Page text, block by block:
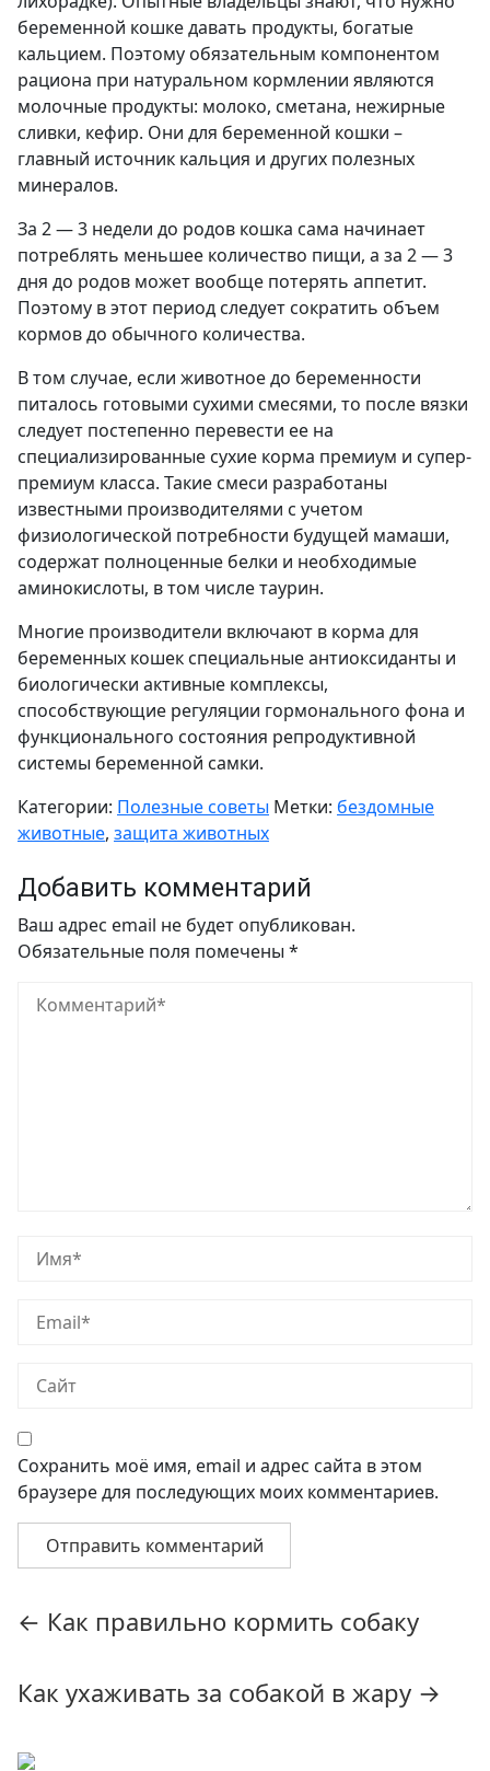
беременной кошке давать продукты, богатые
кальцием. Поэтому обязательным компонентом
рациона при натуральном кормлении являются
молочные продукты: молоко, сметана, нежирные
сливки, кефир. Они для беременной кошки –
главный источник кальция и других полезных
минералов.
За 2 — 3 недели до родов кошка сама начинает
потреблять меньшее количество пищи, а за 2 — 3
дня до родов может вообще потерять аппетит.
Поэтому в этот период следует сократить объем
кормов до обычного количества.
В том случае, если животное до беременности
питалось готовыми сухими смесями, то после вязки
следует постепенно перевести ее на
специализированные сухие корма премиум и супер-
премиум класса. Такие смеси разработаны
известными производителями с учетом
физиологической потребности будущей мамаши,
содержат полноценные белки и необходимые
аминокислоты, в том числе таурин.
Многие производители включают в корма для
беременных кошек специальные антиоксиданты и
биологически активные комплексы,
способствующие регуляции гормонального фона и
функционального состояния репродуктивной
системы беременной самки.
Категории: Полезные советы Метки: бездомные
животные, защита животных
Добавить комментарий
Ваш адрес email не будет опубликован.
Обязательные поля помечены *
Сохранить моё имя, email и адрес сайта в этом
браузере для последующих моих комментариев.
по
← Как правильно кормить собаку
Как ухаживать за собакой в жару →